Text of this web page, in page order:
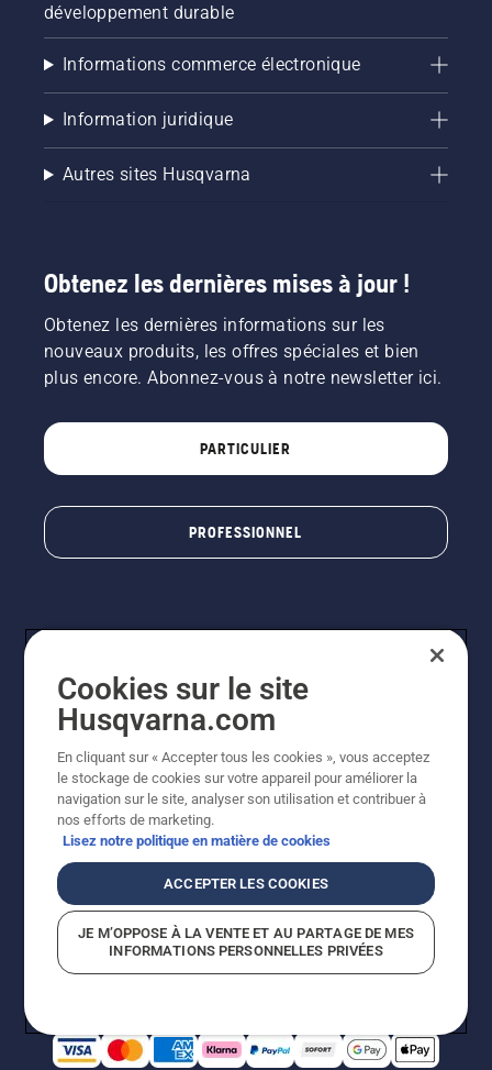
développement durable
Informations commerce électronique
Information juridique
Autres sites Husqvarna
Obtenez les dernières mises à jour !
Obtenez les dernières informations sur les
nouveaux produits, les offres spéciales et bien
plus encore. Abonnez-vous à notre newsletter ici.
PARTICULIER
PROFESSIONNEL
© Husqvarna AB (publ). Tous droits réservés. Les prix
indiqués sont à titre indicatif de Husqvarna Schweiz AG
aux revendeurs participants, prix en CHF, TVA 8,1 % et
TAR incluses. Sous réserve de modification. Tous les
prix indiqués sont des prix de vente recommandés (TVA
incluse), sauf si le produit est disponible pour un achat
Politique relative aux cookiesConditions d'utilisation
Avis de confidentialitéImpressionCGVL Shop en ligne
Signalement de violations présumées
Cookies sur le site
Husqvarna.com
En cliquant sur « Accepter tous les cookies », vous acceptez
le stockage de cookies sur votre appareil pour améliorer la
navigation sur le site, analyser son utilisation et contribuer à
nos efforts de marketing.
Lisez notre politique en matière de cookies
ACCEPTER LES COOKIES
JE M’OPPOSE À LA VENTE ET AU PARTAGE DE MES
INFORMATIONS PERSONNELLES PRIVÉES